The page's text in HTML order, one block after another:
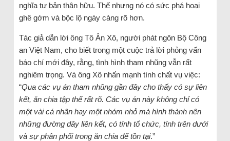
nghĩa tư bản thân hữu. Thế nhưng nó có sức phá hoại
ghê gớm và bộc lộ ngày càng rõ hơn.
Tác giả dẫn lời ông Tô Ân Xô, người phát ngôn Bộ Công
an Việt Nam, cho biết trong một cuộc trả lời phỏng vấn
báo chí mới đây, rằng, tình hình tham nhũng vẫn rất
nghiêm trọng. Và ông Xô nhấn mạnh tính chất vụ việc:
“Qua các vụ án tham nhũng gần đây cho thấy có sự liên
kết, ăn chia tập thể rất rõ. Các vụ án này không chỉ có
một vài cá nhân hay một nhóm nhỏ mà hình thành nên
những đường dây liên kết, có tính tổ chức, tính trên dưới
và sự phân phối trong ăn chia để tồn tại.”